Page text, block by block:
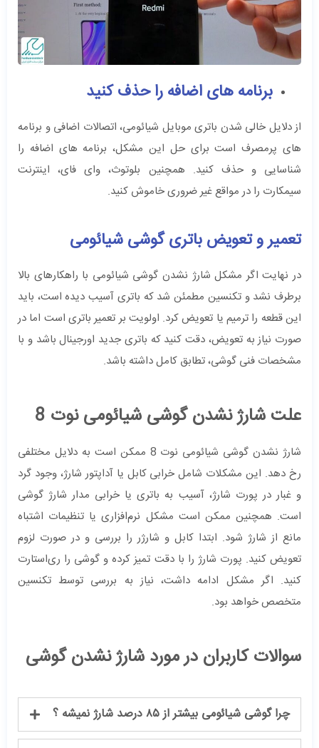
برنامه های اضافه را حذف کنید
از دلایل خالی شدن باتری موبایل شیائومی، اتصالات اضافی و برنامه
های پرمصرف است برای حل این مشکل، برنامه های اضافه را
شناسایی و حذف کنید. همچنین بلوتوث، وای فای، اینترنت
سیمکارت را در مواقع غیر ضروری خاموش کنید.
تعمیر و تعویض باتری گوشی شیائومی
در نهایت اگر مشکل شارژ نشدن گوشی شیائومی با راهکارهای بالا
برطرف نشد و تکنسین مطمئن شد که باتری آسیب دیده است، باید
این قطعه را ترمیم یا تعویض کرد. اولویت بر تعمیر باتری است اما در
صورت نیاز به تعویض، دقت کنید که باتری جدید اورجینال باشد و با
مشخصات فنی گوشی، تطابق کامل داشته باشد.
علت شارژ نشدن گوشی شیائومی نوت 8
شارژ نشدن گوشی شیائومی نوت 8 ممکن است به دلایل مختلفی
رخ دهد. این مشکلات شامل خرابی کابل یا آداپتور شارژ، وجود گرد
و غبار در پورت شارژ، آسیب به باتری یا خرابی مدار شارژ گوشی
است. همچنین ممکن است مشکل نرم‌افزاری یا تنظیمات اشتباه
مانع از شارژ شود. ابتدا کابل و شارژر را بررسی و در صورت لزوم
تعویض کنید. پورت شارژ را با دقت تمیز کرده و گوشی را ری‌استارت
کنید. اگر مشکل ادامه داشت، نیاز به بررسی توسط تکنسین
متخصص خواهد بود.
سوالات کاربران در مورد شارژ نشدن گوشی
چرا گوشی شیائومی بیشتر از ۸۵ درصد شارژ نمیشه ؟